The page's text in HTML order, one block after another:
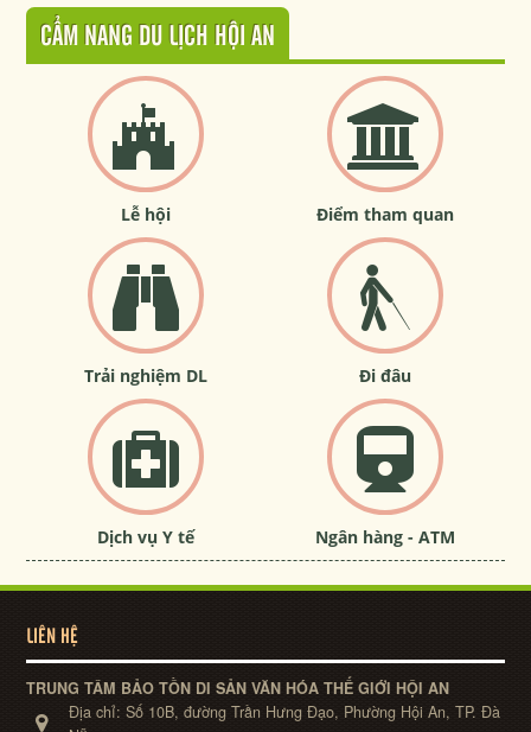
CẨM NANG DU LỊCH HỘI AN
Lễ hội Điểm tham quan
Trải nghiệm DL Đi đâu
Dịch vụ Y tế Ngân hàng - ATM
LIÊN HỆ
TRUNG TÂM BẢO TỒN DI SẢN VĂN HÓA THẾ GIỚI HỘI AN
Địa chỉ:Số 10B, đường Trần Hưng Đạo, Phường Hội An, TP. Đà